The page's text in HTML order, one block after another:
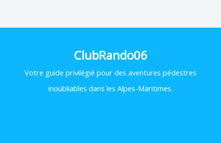
ClubRando06
Votre guide privilégié pour des aventures pédestres
inoubliables dans les Alpes-Maritimes.